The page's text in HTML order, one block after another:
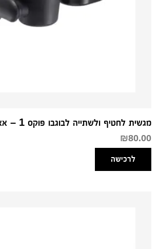
מגשית לחטיף ולשתייה לבוגבו פוקס 1 – אאוטלט
₪80.00
לרכישה